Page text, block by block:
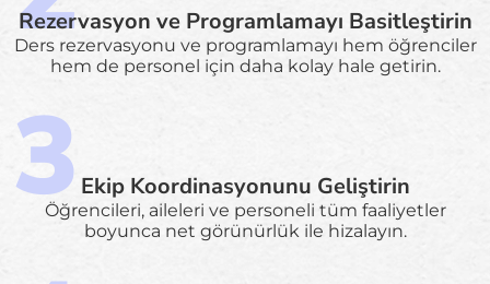
Rezervasyon ve Programlamayı Basitleştirin
Ders rezervasyonu ve programlamayı hem öğrenciler
hem de personel için daha kolay hale getirin.
Ekip Koordinasyonunu Geliştirin
Öğrencileri, aileleri ve personeli tüm faaliyetler
boyunca net görünürlük ile hizalayın.